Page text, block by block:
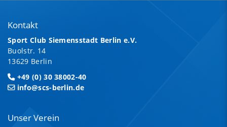
Kontakt
Sport Club Siemensstadt Berlin e.V.
Buolstr. 14
13629 Berlin
+49 (0) 30 38002-40
info@scs-berlin.de
Unser Verein